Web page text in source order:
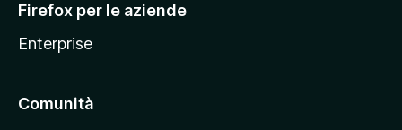
a
Firefox per le aziende
Enterprise
Comunità